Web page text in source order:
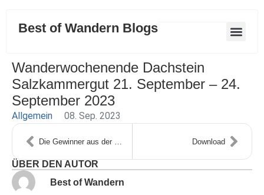
Best of Wandern Blogs
Wanderwochenende Dachstein
Salzkammergut 21. September – 24.
September 2023
Allgemein 08. Sep. 2023
Download
ÜBER DEN AUTOR
Best of Wandern